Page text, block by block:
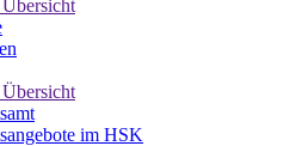
im HSK